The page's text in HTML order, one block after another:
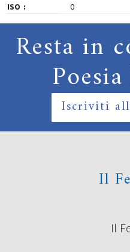
ISO
0
Resta in
Iscriviti
Il
Il